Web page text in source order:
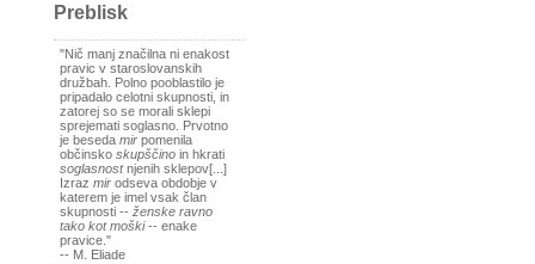
Preblisk
"Nič manj značilna ni enakost
pravic v staroslovanskih
družbah. Polno pooblastilo je
pripadalo celotni skupnosti, in
zatorej so se morali sklepi
sprejemati soglasno. Prvotno
je beseda mir pomenila
občinsko skupščino in hkrati
soglasnostnjenih sklepov[...]
Izraz mir odseva obdobje v
katerem je imel vsak član
skupnosti -- ženske ravno
tako kot moški-- enake
pravice."
-- M. Eliade